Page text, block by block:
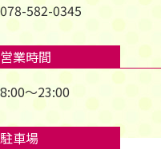
078-582-0345
営業時間
8:00～23:00
駐車場